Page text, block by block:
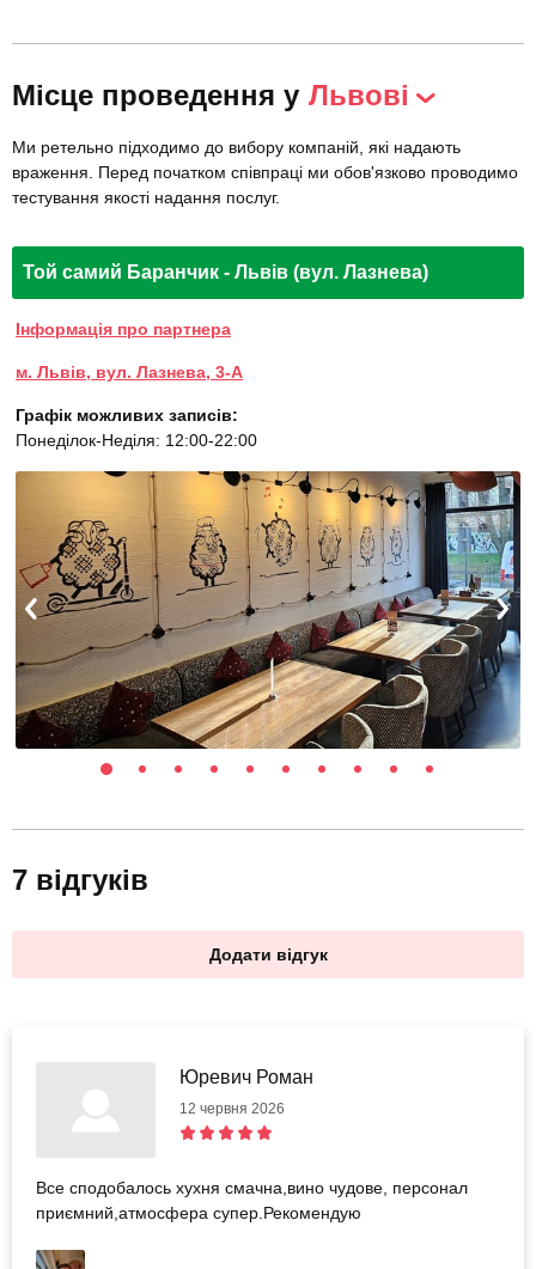
Місце проведення у Львові
Ми ретельно підходимо до вибору компаній, які надають
враження. Перед початком співпраці ми обов'язково проводимо
тестування якості надання послуг.
Той самий Баранчик - Львів (вул. Лазнева)
Інформація про партнера
м. Львів, вул. Лазнева, 3-А
Графік можливих записів:
Понеділок-Неділя: 12:00-22:00
7 відгуків
Додати відгук
Юревич Роман
12 червня 2026
Все сподобалось хухня смачна,вино чудове, персонал
приємний,атмосфера супер.Рекомендую